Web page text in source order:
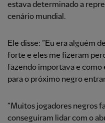
estava determinado a
cenário mundial.
Ele disse: “Eu era alguém
forte e eles me fizeram
fazendo importava e como
para o próximo negro
“Muitos jogadores negros
conseguiram lidar com o